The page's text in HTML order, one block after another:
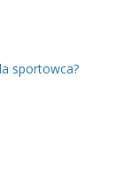
sportowca?